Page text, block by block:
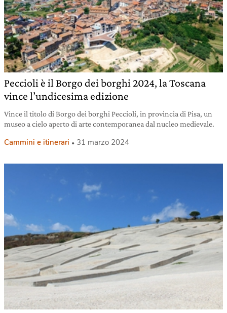
Peccioli è il Borgo dei borghi 2024, la Toscana
vince l’undicesima edizione
Vince il titolo di Borgo dei borghi Peccioli, in provincia di Pisa, un
museo a cielo aperto di arte contemporanea dal nucleo medievale.
Cammini e itinerari 31 marzo 2024